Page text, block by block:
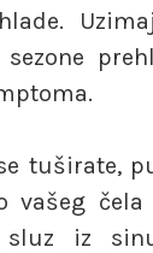
tuširate,
vašeg čela
sluz iz